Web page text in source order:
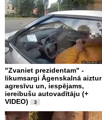
"Zvaniet prezidentam" -
likumsargi Āgenskalnā aiztur
agresīvu un, iespējams,
iereibušu autovadītāju (+
VIDEO)
3